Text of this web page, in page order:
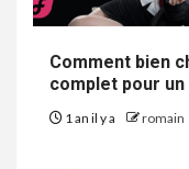
Comment bien
complet pour
1 an il y a romain